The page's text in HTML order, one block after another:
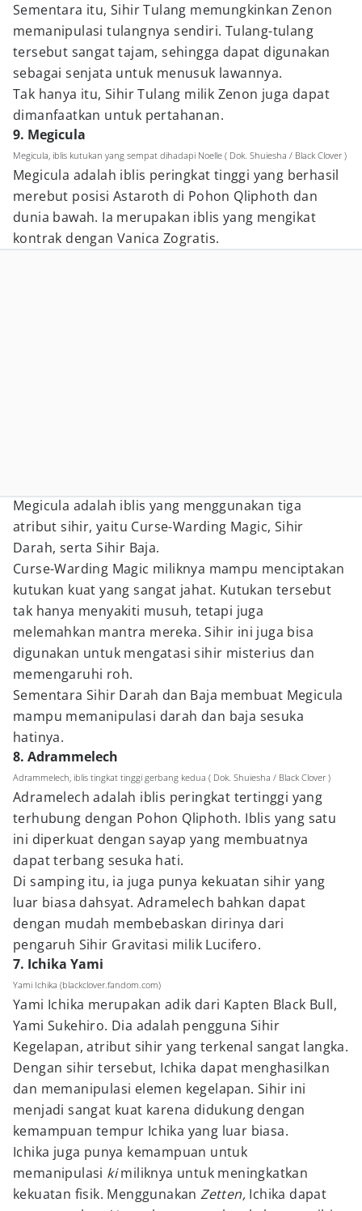
Sementara itu, Sihir Tulang memungkinkan Zenon
memanipulasi tulangnya sendiri. Tulang-tulang
tersebut sangat tajam, sehingga dapat digunakan
sebagai senjata untuk menusuk lawannya.
Tak hanya itu, Sihir Tulang milik Zenon juga dapat
dimanfaatkan untuk pertahanan.
9. Megicula
Megicula, iblis kutukan yang sempat dihadapi Noelle ( Dok. Shuiesha / Black Clover )
Megicula adalah iblis peringkat tinggi yang berhasil
merebut posisi Astaroth di Pohon Qliphoth dan
dunia bawah. Ia merupakan iblis yang mengikat
kontrak dengan Vanica Zogratis.
Megicula adalah iblis yang menggunakan tiga
atribut sihir, yaitu Curse-Warding Magic, Sihir
Darah, serta Sihir Baja.
Curse-Warding Magic miliknya mampu menciptakan
kutukan kuat yang sangat jahat. Kutukan tersebut
tak hanya menyakiti musuh, tetapi juga
melemahkan mantra mereka. Sihir ini juga bisa
digunakan untuk mengatasi sihir misterius dan
memengaruhi roh.
Sementara Sihir Darah dan Baja membuat Megicula
mampu memanipulasi darah dan baja sesuka
hatinya.
8. Adrammelech
Adrammelech, iblis tingkat tinggi gerbang kedua ( Dok. Shuiesha / Black Clover )
Adramelech adalah iblis peringkat tertinggi yang
terhubung dengan Pohon Qliphoth. Iblis yang satu
ini diperkuat dengan sayap yang membuatnya
dapat terbang sesuka hati.
Di samping itu, ia juga punya kekuatan sihir yang
luar biasa dahsyat. Adramelech bahkan dapat
dengan mudah membebaskan dirinya dari
pengaruh Sihir Gravitasi milik Lucifero.
7. Ichika Yami
Yami Ichika (blackclover.fandom.com)
Yami Ichika merupakan adik dari Kapten Black Bull,
Yami Sukehiro. Dia adalah pengguna Sihir
Kegelapan, atribut sihir yang terkenal sangat langka.
Dengan sihir tersebut, Ichika dapat menghasilkan
dan memanipulasi elemen kegelapan. Sihir ini
menjadi sangat kuat karena didukung dengan
kemampuan tempur Ichika yang luar biasa.
Ichika juga punya kemampuan untuk
memanipulasi kimiliknya untuk meningkatkan
kekuatan fisik. MenggunakanZetten, Ichika dapat